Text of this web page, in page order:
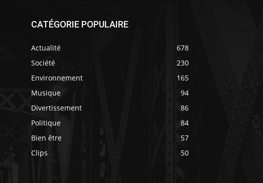
CATÉGORIE POPULAIRE
Actualité
678
Société
230
Environnement
165
Musique
94
Divertissement
86
Politique
84
Bien être
57
Clips
50